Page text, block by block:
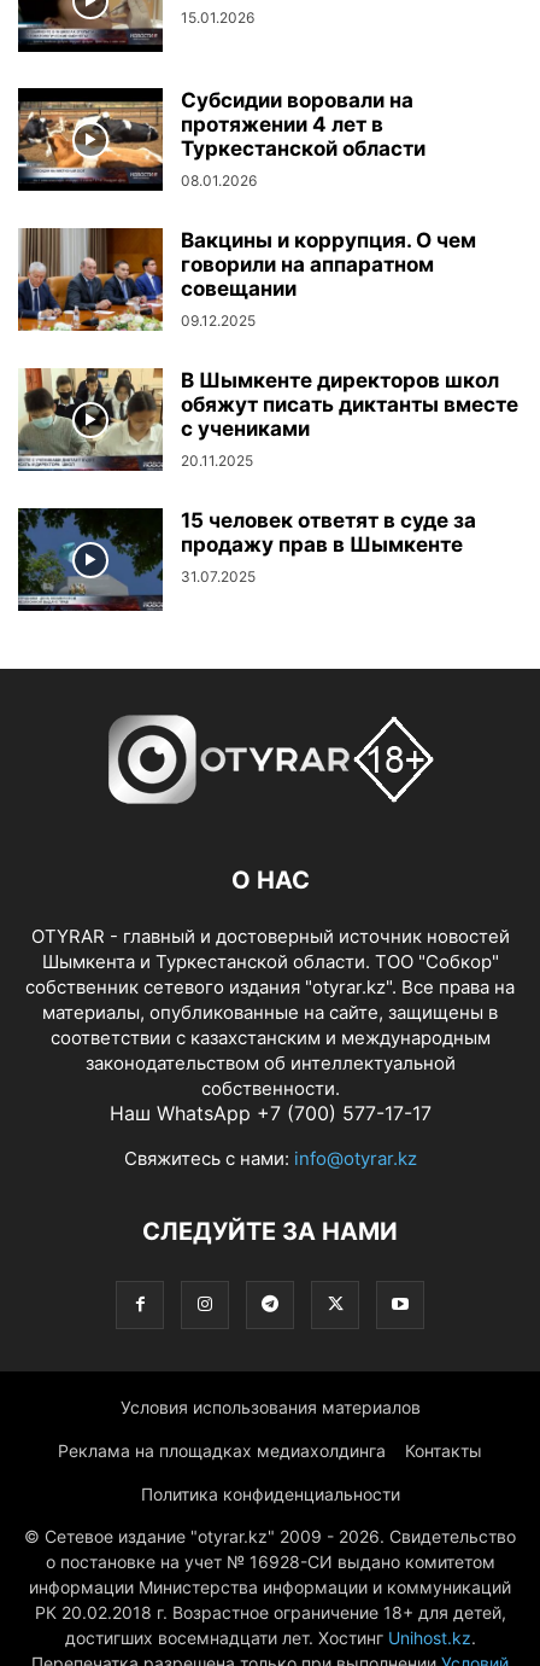
15.01.2026
Субсидии воровали на
протяжении 4 лет в
Туркестанской области
08.01.2026
Вакцины и коррупция. О чем
говорили на аппаратном
совещании
09.12.2025
В Шымкенте директоров школ
обяжут писать диктанты вместе
с учениками
20.11.2025
15 человек ответят в суде за
продажу прав в Шымкенте
31.07.2025
О НАС
OTYRAR - главный и достоверный источник новостей
Шымкента и Туркестанской области. ТОО "Собкор"
собственник сетевого издания "otyrar.kz". Все права на
материалы, опубликованные на сайте, защищены в
соответствии с казахстанским и международным
законодательством об интеллектуальной
собственности.
Наш WhatsApp +7 (700) 577-17-17
Свяжитесь с нами: info@otyrar.kz
СЛЕДУЙТЕ ЗА НАМИ
Условия использования материалов
Реклама на площадках медиахолдинга Контакты
Политика конфиденциальности
© Сетевое издание "otyrar.kz" 2009 - 2026. Свидетельство
о постановке на учет № 16928-СИ выдано комитетом
информации Министерства информации и коммуникаций
РК 20.02.2018 г. Возрастное ограничение 18+ для детей,
достигших восемнадцати лет. Хостинг Unihost.kz.